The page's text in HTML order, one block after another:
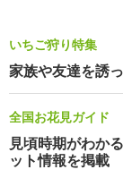
いちご狩り特集
家族や友達を誘
全国お花見ガイド
見頃時期がわか
ット情報を掲載